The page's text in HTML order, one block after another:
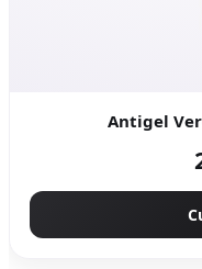
Antigel